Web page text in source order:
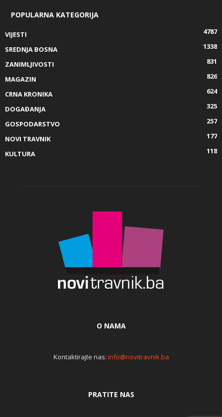
POPULARNA KATEGORIJA
VIJESTI
4787
SREDNJA BOSNA
1338
ZANIMLJIVOSTI
831
MAGAZIN
826
CRNA KRONIKA
624
DOGAĐANJA
325
GOSPODARSTVO
257
NOVI TRAVNIK
177
KULTURA
118
O NAMA
Kontaktirajte nas: info@novitravnik.ba
PRATITE NAS